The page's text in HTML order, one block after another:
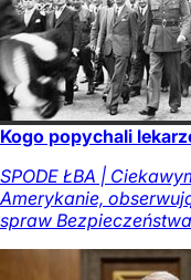
Kogo popychali
SPODE ŁBA |
Amerykanie,
spraw